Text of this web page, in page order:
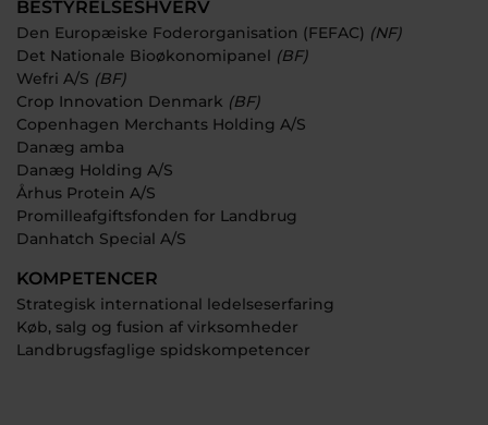
BESTYRELSESHVERV
Den Europæiske Foderorganisation (FEFAC) (NF)
Det Nationale Bioøkonomipanel (BF)
Wefri A/S (BF)
Crop Innovation Denmark (BF)
Copenhagen Merchants Holding A/S
Danæg amba
Danæg Holding A/S
Århus Protein A/S
Promilleafgiftsfonden for Landbrug
Danhatch Special A/S
KOMPETENCER
Strategisk international ledelseserfaring
Køb, salg og fusion af virksomheder
Landbrugsfaglige spidskompetencer